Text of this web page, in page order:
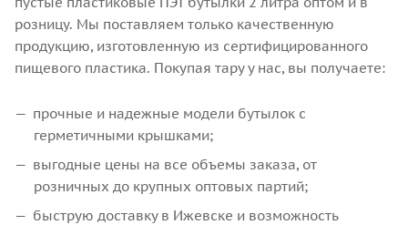
розницу. Мы поставляем только качественную
продукцию, изготовленную из сертифицированного
пищевого пластика. Покупая тару у нас, вы получаете:
прочные и надежные модели бутылок с
герметичными крышками;
выгодные цены на все объемы заказа, от
розничных до крупных оптовых партий;
быструю доставку в Ижевске и возможность